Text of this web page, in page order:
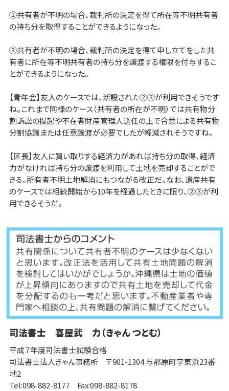
②共有者が不明の場合、裁判所の決定を得て所在等不明共有者
の持ち分を取得することができるようになった。
③共有者が不明の場合、裁判所の決定を得て申し立てをした共
有者に所在等不明共有者の持ち分を譲渡する権限を付与するこ
とができるようになった。
【青年会】友人のケースでは、新設された②③が利用できそうです
ね。これまで同様のケース（共有者の所在が不明）では共有物分
割訴訟の提起や不在者財産管理人選任の上で合意による共有物
分割協議または任意譲渡が必要でしたが軽減されそうですね。
【区長】友人に買い取りする経済力があれば持ち分の取得、経済
力がなければ持ち分の譲渡を利用して土地を売却することがで
きる。所有者不明土地解消にもつながる改正だ。なお、遺産共有
のケースでは相続開始から10年を経過したときに限り、②③が利
用できるそうだ。
司法書士 喜屋武 力（きゃん つとむ）
平成７年度司法書士試験合格
司法書士法人きゃん事務所 〒901-1304 与那原町字東浜23番
地2
Tel:098-882-8177 Fax:098-882-8178